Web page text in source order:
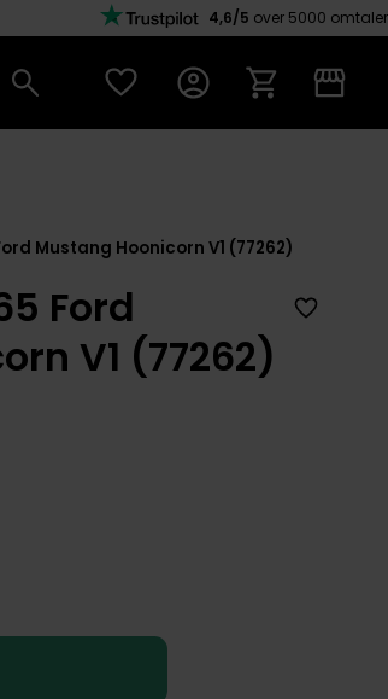
4,6/5 over 5000 omtaler
Mustang Hoonicorn V1 (77262)
Ford
V1 (77262)